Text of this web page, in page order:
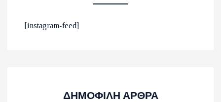
[instagram-feed]
ΔΗΜΟΦΙΛΗ ΑΡΘΡΑ
ΟΙ 10 ΟΜΟΡΦΟΤΕΡΕΣ